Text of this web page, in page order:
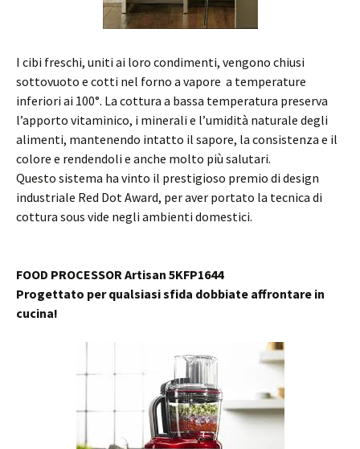
I cibi freschi, uniti ai loro condimenti, vengono chiusi
sottovuoto e cotti nel forno a vapore a temperature
inferiori ai 100°. La cottura a bassa temperatura preserva
l’apporto vitaminico, i minerali e l’umidità naturale degli
alimenti, mantenendo intatto il sapore, la consistenza e il
colore e rendendoli e anche molto più salutari.
Questo sistema ha vinto il prestigioso premio di design
industriale Red Dot Award, per aver portato la tecnica di
cottura sous vide negli ambienti domestici.
FOOD PROCESSOR Artisan 5KFP1644
Progettato per qualsiasi sfida dobbiate affrontare in
cucina!